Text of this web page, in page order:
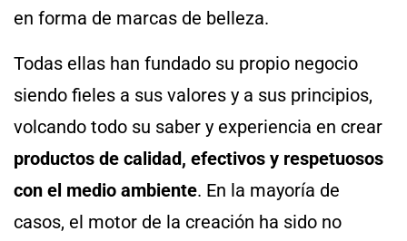
en forma de marcas de belleza.
Todas ellas han fundado su propio negocio
siendo fieles a sus valores y a sus principios,
volcando todo su saber y experiencia en crear
productos de calidad, efectivos y respetuosos
con el medio ambiente. En la mayoría de
casos, el motor de la creación ha sido no